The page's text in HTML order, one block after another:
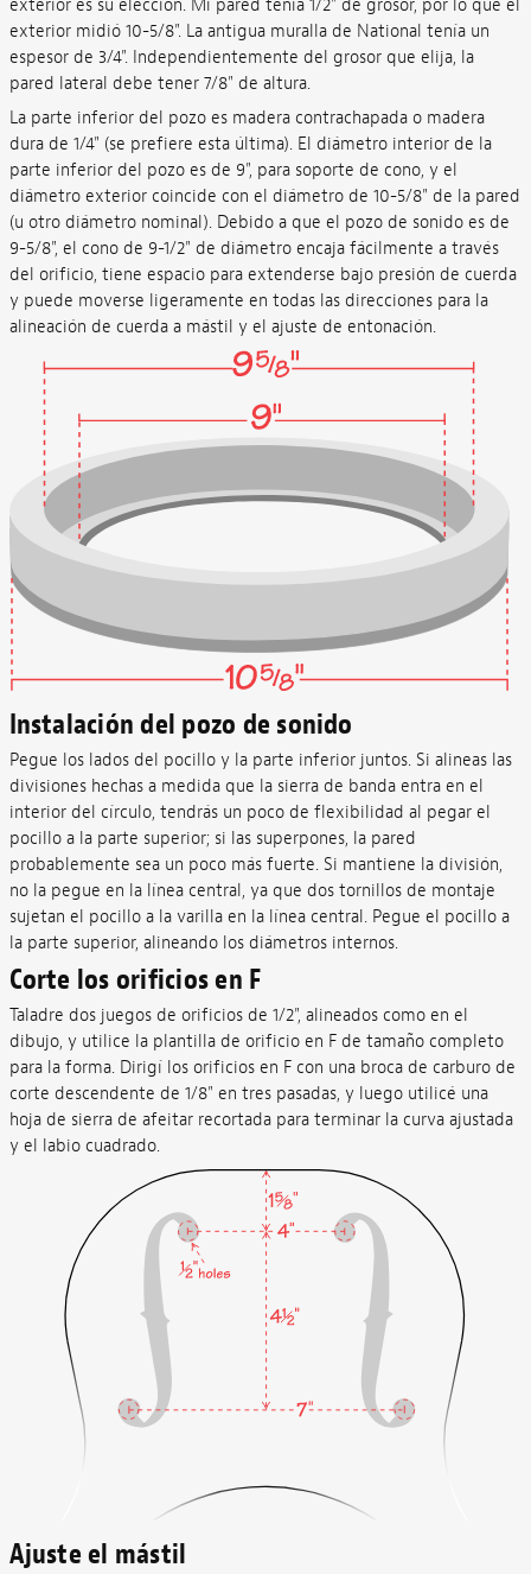
exterior es su elección. Mi pared tenía 1/2" de grosor, por lo que el
exterior midió 10-5/8". La antigua muralla de National tenía un
espesor de 3/4". Independientemente del grosor que elija, la
pared lateral debe tener 7/8" de altura.
La parte inferior del pozo es madera contrachapada o madera
dura de 1/4" (se prefiere esta última). El diámetro interior de la
parte inferior del pozo es de 9", para soporte de cono, y el
diámetro exterior coincide con el diámetro de 10-5/8" de la pared
(u otro diámetro nominal). Debido a que el pozo de sonido es de
9-5/8", el cono de 9-1/2" de diámetro encaja fácilmente a través
del orificio, tiene espacio para extenderse bajo presión de cuerda
y puede moverse ligeramente en todas las direcciones para la
alineación de cuerda a mástil y el ajuste de entonación.
Instalación del pozo de sonido
Pegue los lados del pocillo y la parte inferior juntos. Si alineas las
divisiones hechas a medida que la sierra de banda entra en el
interior del círculo, tendrás un poco de flexibilidad al pegar el
pocillo a la parte superior; si las superpones, la pared
probablemente sea un poco más fuerte. Si mantiene la división,
no la pegue en la línea central, ya que dos tornillos de montaje
sujetan el pocillo a la varilla en la línea central. Pegue el pocillo a
la parte superior, alineando los diámetros internos.
Corte los orificios en F
Taladre dos juegos de orificios de 1/2", alineados como en el
dibujo, y utilice la plantilla de orificio en F de tamaño completo
para la forma. Dirigí los orificios en F con una broca de carburo de
corte descendente de 1/8" en tres pasadas, y luego utilicé una
hoja de sierra de afeitar recortada para terminar la curva ajustada
y el labio cuadrado.
Ajuste el mástil